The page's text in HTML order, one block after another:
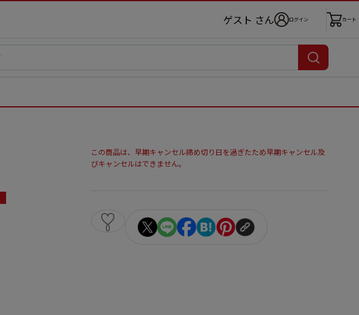
ゲスト さん ログイン カート
この商品は、早期キャンセル締め切り日を過ぎたため早期キャンセル及
びキャンセルはできません。
0